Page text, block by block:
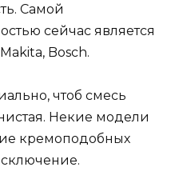
Самой
сейчас является
Bosch.
чтоб смесь
Некие модели
кремоподобных